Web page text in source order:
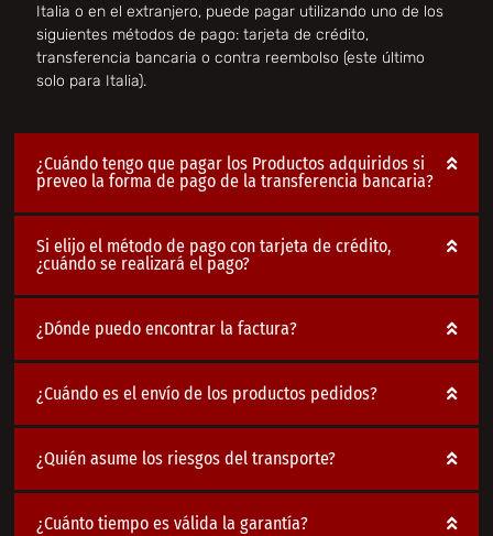
Italia o en el extranjero, puede pagar utilizando uno de los
siguientes métodos de pago: tarjeta de crédito,
transferencia bancaria o contra reembolso (este último
solo para Italia).
¿Cuándo tengo que pagar los Productos adquiridos si
preveo la forma de pago de la transferencia bancaria?
Si elijo el método de pago con tarjeta de crédito,
¿cuándo se realizará el pago?
¿Dónde puedo encontrar la factura?
¿Cuándo es el envío de los productos pedidos?
¿Quién asume los riesgos del transporte?
¿Cuánto tiempo es válida la garantía?